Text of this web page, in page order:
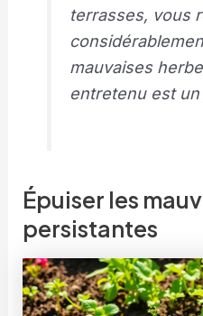
terrasses, vous
mauvaises
entretenu est
Épuiser les
persistantes